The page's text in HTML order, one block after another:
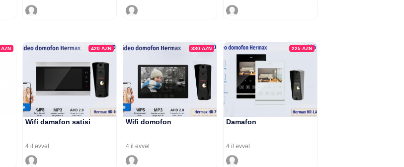
AZN 420 AZN
Wifi damafon satisi
4 il əvvəl
380 AZN
Wifi domofon
4 il əvvəl
225 AZN
Damafon
4 il əvvəl